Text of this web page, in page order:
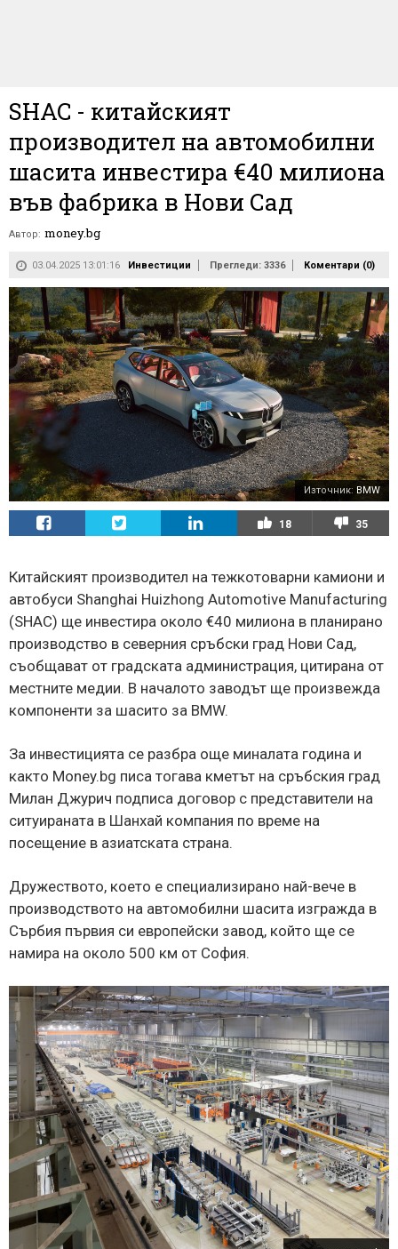
SHAC - китайският
производител на автомобилни
шасита инвестира €40 милиона
във фабрика в Нови Сад
Автор: money.bg
03.04.2025 13:01:16 Инвестиции Прегледи: 3336 Коментари (0)
Източник: BMW
18 35
Китайският производител на тежкотоварни камиони и
автобуси Shanghai Huizhong Automotive Manufacturing
(SHAC) ще инвестира около €40 милиона в планирано
производство в северния сръбски град Нови Сад,
съобщават от градската администрация, цитирана от
местните медии. В началото заводът ще произвежда
компоненти за шасито за BMW.
За инвестицията се разбра още миналата година и
както Money.bg писа тогава кметът на сръбския град
Милан Джурич подписа договор с представители на
ситуираната в Шанхай компания по време на
посещение в азиатската страна.
Дружеството, което е специализирано най-вече в
производството на автомобилни шасита изгражда в
Сърбия първия си европейски завод, който ще се
намира на около 500 км от София.